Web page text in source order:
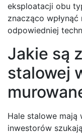
eksploatacji obu
znacząco
odpowiedniej
Jakie są
stalowej
Hale stalowe mają
inwestorów